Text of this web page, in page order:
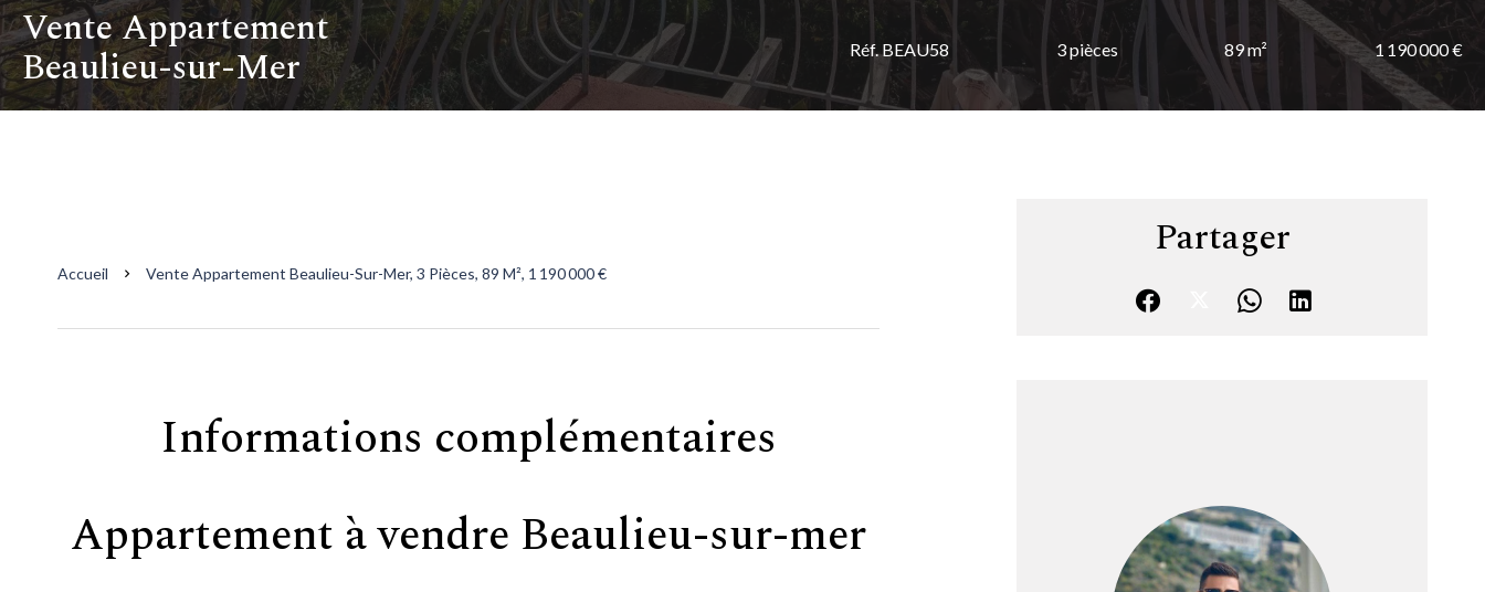
Vente Appartement
Beaulieu-sur-Mer Réf. BEAU58 3 pièces 89 m² 1 190 000 €
Accueil Vente Appartement Beaulieu-Sur-Mer, 3 Pièces, 89 M², 1 190 000 €
Informations complémentaires
Appartement à vendre Beaulieu-sur-mer
Partager